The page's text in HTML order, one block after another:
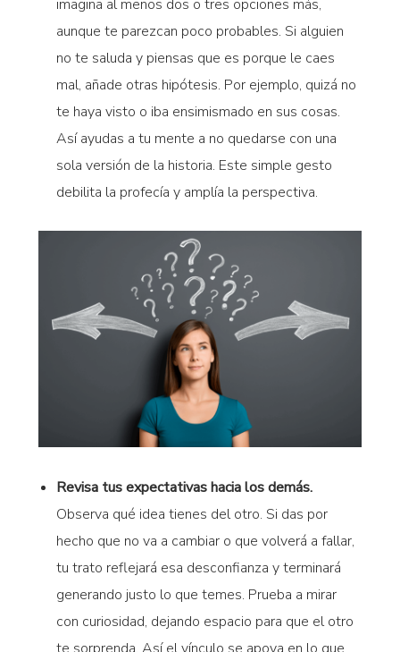
imagina al menos dos o tres opciones más,
aunque te parezcan poco probables. Si alguien
no te saluda y piensas que es porque le caes
mal, añade otras hipótesis. Por ejemplo, quizá no
te haya visto o iba ensimismado en sus cosas.
Así ayudas a tu mente a no quedarse con una
sola versión de la historia. Este simple gesto
debilita la profecía y amplía la perspectiva.
Revisa tus expectativas hacia los demás.
Observa qué idea tienes del otro. Si das por
hecho que no va a cambiar o que volverá a fallar,
tu trato reflejará esa desconfianza y terminará
generando justo lo que temes. Prueba a mirar
con curiosidad, dejando espacio para que el otro